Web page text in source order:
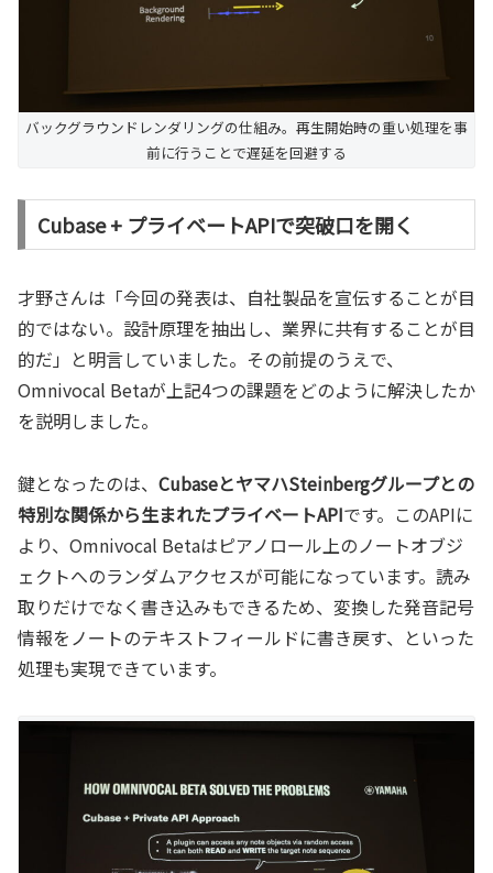
バックグラウンドレンダリングの仕組み。再生開始時の重い処理を事
前に行うことで遅延を回避する
Cubase + プライベートAPIで突破口を開く
才野さんは「今回の発表は、自社製品を宣伝することが目
的ではない。設計原理を抽出し、業界に共有することが目
的だ」と明言していました。その前提のうえで、
Omnivocal Betaが上記4つの課題をどのように解決したか
を説明しました。
鍵となったのは、 CubaseとヤマハSteinbergグループとの
特別な関係から生まれたプライベートAPIです。このAPIに
より、Omnivocal Betaはピアノロール上のノートオブジ
ェクトへのランダムアクセスが可能になっています。読み
取りだけでなく書き込みもできるため、変換した発音記号
情報をノートのテキストフィールドに書き戻す、といった
処理も実現できています。